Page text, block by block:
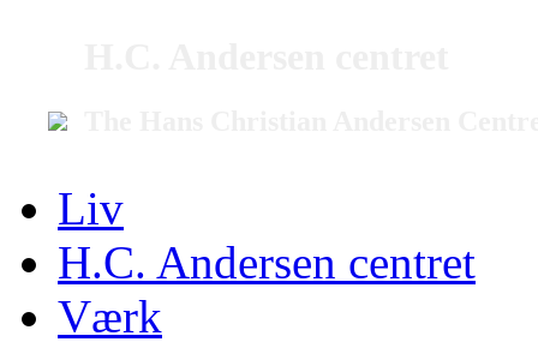
Liv
H.C. Andersen centret
Værk